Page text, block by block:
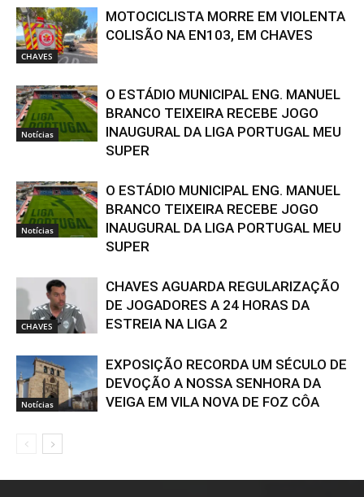
CHAVES
MOTOCICLISTA MORRE EM VIOLENTA
COLISÃO NA EN103, EM CHAVES
Notícias
O ESTÁDIO MUNICIPAL ENG. MANUEL
BRANCO TEIXEIRA RECEBE JOGO
INAUGURAL DA LIGA PORTUGAL MEU
SUPER
Notícias
O ESTÁDIO MUNICIPAL ENG. MANUEL
BRANCO TEIXEIRA RECEBE JOGO
INAUGURAL DA LIGA PORTUGAL MEU
SUPER
CHAVES
CHAVES AGUARDA REGULARIZAÇÃO
DE JOGADORES A 24 HORAS DA
ESTREIA NA LIGA 2
Notícias
EXPOSIÇÃO RECORDA UM SÉCULO DE
DEVOÇÃO A NOSSA SENHORA DA
VEIGA EM VILA NOVA DE FOZ CÔA